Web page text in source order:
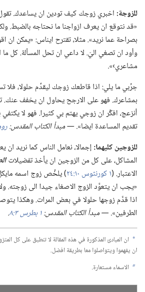
للزوجة:‏ اخبري زوجك كيف تودين ان يساعدك.‏
«قد نتوقع ان يعرف ازواجنا ما نحتاجه بالضبط.‏
بصراحة عما نريد».‏ مثلا،‏ تقترح ايناس:‏ «يمكن ان
وأود ان تصغي اليّ.‏ لا داعي ان تحل المسألة.‏ كل ما
مشاعري›».‏
جرِّبي ما يلي:‏ اذا قاطعك زوجك ليقدِّم حلولا،‏ فلا
بمشاعرك.‏ فهو على الارجح يحاول ان يخفف عنك.‏
أنزعج،‏ افكِّر ان زوجي يهتم بي كثيرا.‏ فهو لا
تقديم المساعدة ايضا».‏‏—‏ مبدأ الكتاب المقدس:‏
للزوجين كليهما:‏ إجمالا،‏ نعامل الناس كما نريد ان
المشاكل،‏ على كل من الزوجين ان يأخذ تفضيلات
الاعتبار.‏ (‏١ كورنثوس ١٠:‏٢٤
‏)‏ يلخِّص زوج اسمه
«يجب ان يتعوَّد الزوج الاصغاء جيدا الى زوجته.‏
اذا قدَّم زوجها حلولا في بعض المرات.‏ وهكذا
الطرفين».‏‏—‏ مبدأ الكتاب المقدس:‏١ بطرس ٣:‏٨ ‏.‏
a ان المبادئ المذكورة في هذه المقالة لا تنطبق على كل
ان يفهموا ويتواصلوا معا بطريقة افضل.‏
b الاسماء مستعارة.‏